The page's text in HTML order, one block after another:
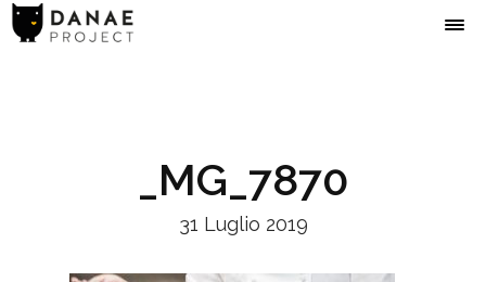
_MG_7870
31 Luglio 2019